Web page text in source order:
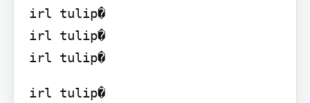
irl tulip�
irl tulip�
irl tulip�
irl tulip�